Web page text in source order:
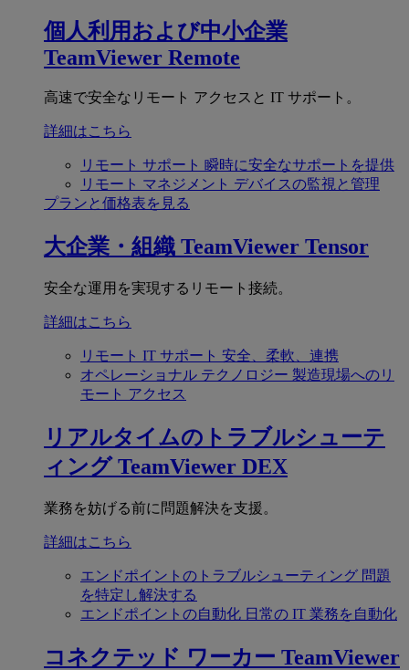
個人利用および中小企業
TeamViewer Remote
高速で安全なリモート アクセスと IT サポート。
詳細はこちら
リモート サポート 瞬時に安全なサポートを提供
リモート マネジメント デバイスの監視と管理
プランと価格表を見る
大企業・組織 TeamViewer Tensor
安全な運用を実現するリモート接続。
詳細はこちら
リモート IT サポート 安全、柔軟、連携
オペレーショナル テクノロジー 製造現場へのリ
モート アクセス
リアルタイムのトラブルシューテ
ィング TeamViewer DEX
業務を妨げる前に問題解決を支援。
詳細はこちら
エンドポイントのトラブルシューティング 問題
を特定し解決する
エンドポイントの自動化 日常の IT 業務を自動化
コネクテッド ワーカー TeamViewer